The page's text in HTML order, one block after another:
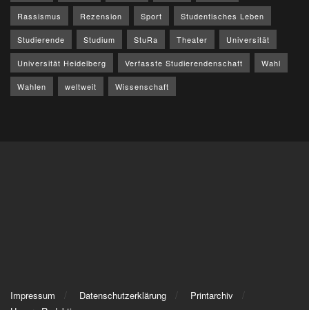
Rassismus Rezension Sport Studentisches Leben
Studierende Studium StuRa Theater Universität
Universität Heidelberg Verfasste Studierendenschaft Wahl
Wahlen weltweit Wissenschaft
Impressum Datenschutzerklärung
Printarchiv